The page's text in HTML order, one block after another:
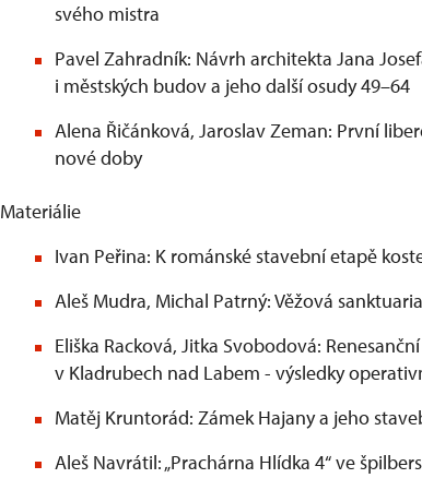
svého mistra
Pavel Zahradník: Návrh architekta Jana
i městských budov a jeho další osudy 49–64
Alena Řičánková, Jaroslav Zeman: První
nové doby
Materiálie
Ivan Peřina: K románské stavební etapě
Aleš Mudra, Michal Patrný: Věžová
Eliška Racková, Jitka Svobodová:
v Kladrubech nad Labem - výsledky
Matěj Kruntorád: Zámek Hajany a jeho
Aleš Navrátil: „Prachárna Hlídka 4“ ve